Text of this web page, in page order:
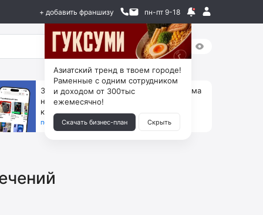
+ добавить франшизу пн-пт 9-18
За 90 тыс. открой магазин на Авито, дома
ни коробок, ни товара, ни склада, зато
каждый месяц +125 тыс. чистыми
получить бизнес-план ↓
Азиатский тренд в твоем городе!
Раменные с одним сотрудником
и доходом от 300тыс
ежемесячно!
Скачать бизнес-план Скрыть